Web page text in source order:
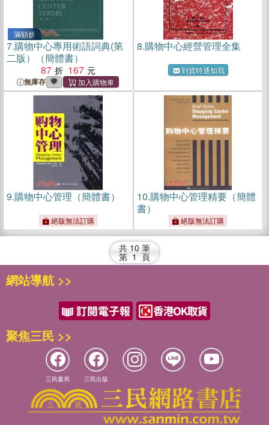
滿額折
7.購物中心專用術語詞典(第
二版）（簡體書）
87
167
無庫存
8.購物中心經營管理全集
到貨時通知我
9.購物中心管理（簡體書）
絕版無法訂購
10.購物中心管理精要（簡體
書）
絕版無法訂購
共 10 筆
第 1 頁
網站導航 >>
聚焦三民 >>
三民書局 三民出版